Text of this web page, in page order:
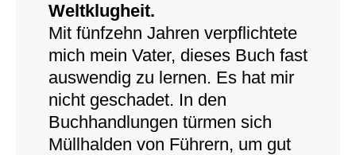
Weltklugheit.
Mit fünfzehn Jahren verpflichtete
mich mein Vater, dieses Buch fast
auswendig zu lernen. Es hat mir
nicht geschadet. In den
Buchhandlungen türmen sich
Müllhalden von Führern, um gut